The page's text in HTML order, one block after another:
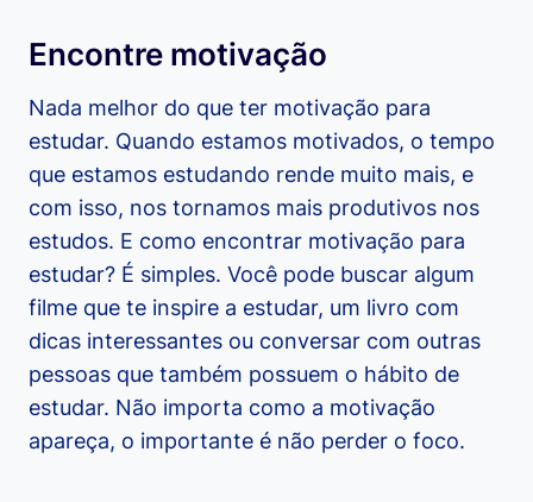
Encontre motivação
Nada melhor do que ter motivação para
estudar. Quando estamos motivados, o tempo
que estamos estudando rende muito mais, e
com isso, nos tornamos mais produtivos nos
estudos. E como encontrar motivação para
estudar? É simples. Você pode buscar algum
filme que te inspire a estudar, um livro com
dicas interessantes ou conversar com outras
pessoas que também possuem o hábito de
estudar. Não importa como a motivação
apareça, o importante é não perder o foco.